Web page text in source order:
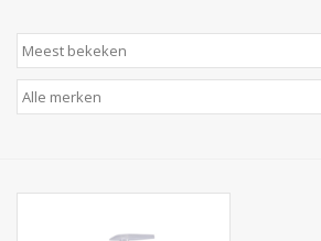
Natuurlijke Kruiden
Apotheek